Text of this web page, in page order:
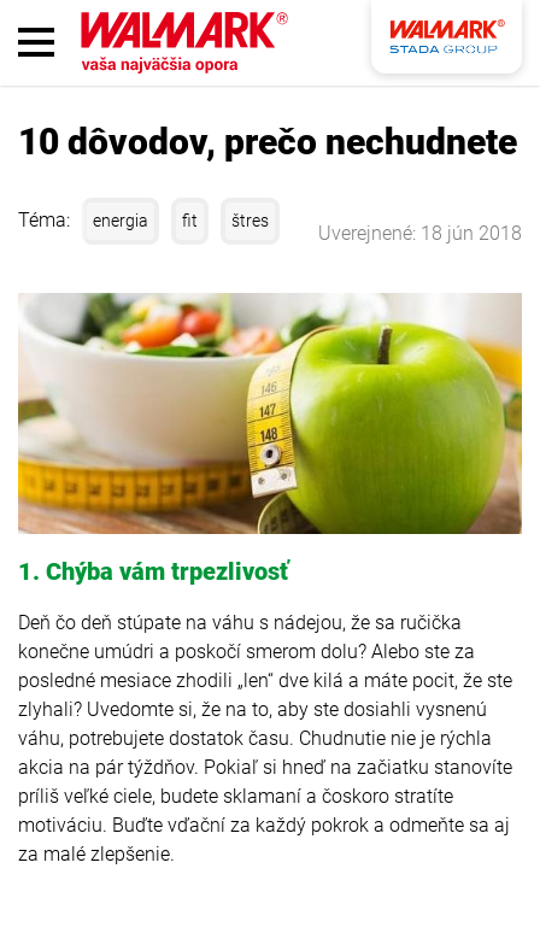
10 dôvodov, prečo nechudnete
Téma: energia fit štres
Uverejnené: 18 jún 2018
1. Chýba vám trpezlivosť
Deň čo deň stúpate na váhu s nádejou, že sa ručička
konečne umúdri a poskočí smerom dolu? Alebo ste za
posledné mesiace zhodili „len“ dve kilá a máte pocit, že ste
zlyhali? Uvedomte si, že na to, aby ste dosiahli vysnenú
váhu, potrebujete dostatok času. Chudnutie nie je rýchla
akcia na pár týždňov. Pokiaľ si hneď na začiatku stanovíte
príliš veľké ciele, budete sklamaní a čoskoro stratíte
motiváciu. Buďte vďační za každý pokrok a odmeňte sa aj
za malé zlepšenie.